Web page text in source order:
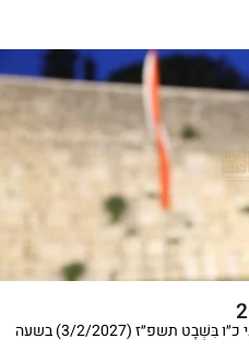
טקס השבעה גבעתי – 2027 ביום רביעי כ״ו בִּשְׁבָט תשפ״ז (3/2/2027) בשעה